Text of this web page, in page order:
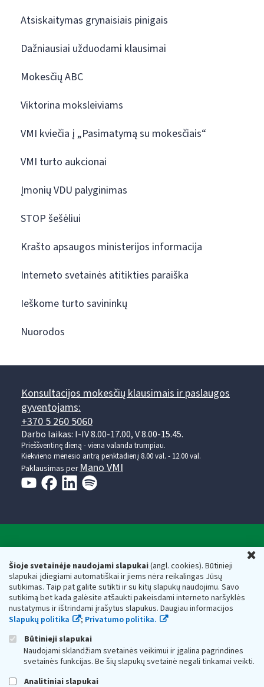
Šioje svetainėje naudojami slapukai(angl. cookies). Būtinieji
slapukai įdiegiami automatiškai ir jiems nėra reikalingas Jūsų
sutikimas. Taip pat galite sutikti ir su kitų slapukų naudojimu. Savo
sutikimą bet kada galėsite atšaukti pakeisdami interneto naršyklės
nustatymus ir ištrindami įrašytus slapukus. Daugiau informacijos
Slapukų politika
; Privatumo politika.
Būtinieji slapukai
Naudojami sklandžiam svetainės veikimui ir įgalina pagrindines
svetainės funkcijas. Be šių slapukų svetainė negali tinkamai veikti.
Analitiniai slapukai
Atsiskaitymas grynaisiais pinigais
Dažniausiai užduodami klausimai
Mokesčių ABC
Viktorina moksleiviams
VMI kviečia į „Pasimatymą su mokesčiais“
VMI turto aukcionai
Įmonių VDU palyginimas
STOP šešėliui
Krašto apsaugos ministerijos informacija
Interneto svetainės atitikties paraiška
Ieškome turto savininkų
Nuorodos
Konsultacijos mokesčių klausimais ir paslaugos
gyventojams:
+370 5 260 5060
Darbo laikas: I-IV 8.00-17.00, V 8.00-15.45.
Prieššventinę dieną - viena valanda trumpiau.
Kiekvieno mėnesio antrą penktadienį 8.00 val. - 12.00 val.
Paklausimas per Mano VMI
Respublikos finansų ministerijos
Biudžetinė įstaiga. Juridinio asmens kodas — 188659752,
adresas: Vasario 16-osios g. 14, 01107 Vilnius, Lietuva, el.paštas:
vmi@vmi.lt, E. pristatymo dėžutės adresas 188659752
Duomenys apie Valstybinę mokesčių inspekciją prie Lietuvos
Respublikos finansų ministerijos kaupiami ir saugomi Juridinių